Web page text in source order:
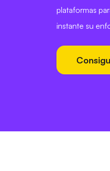
plataformas
instante su